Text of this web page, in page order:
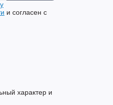
и согласен с
характер и